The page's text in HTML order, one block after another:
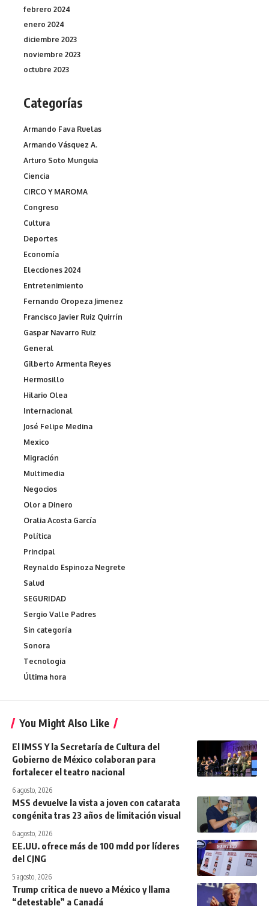
febrero 2024
enero 2024
diciembre 2023
noviembre 2023
octubre 2023
Categorías
Armando Fava Ruelas
Armando Vásquez A.
Arturo Soto Munguia
Ciencia
CIRCO Y MAROMA
Congreso
Cultura
Deportes
Economía
Elecciones 2024
Entretenimiento
Fernando Oropeza Jimenez
Francisco Javier Ruiz Quirrín
Gaspar Navarro Ruiz
General
Gilberto Armenta Reyes
Hermosillo
Hilario Olea
Internacional
José Felipe Medina
Mexico
Migración
Multimedia
Negocios
Olor a Dinero
Oralia Acosta García
Política
Principal
Reynaldo Espinoza Negrete
Salud
SEGURIDAD
Sergio Valle Padres
Sin categoría
Sonora
Tecnologia
Última hora
You Might Also Like
El IMSS Y la Secretaría de Cultura del
Gobierno de México colaboran para
fortalecer el teatro nacional
6 agosto, 2026
MSS devuelve la vista a joven con catarata
congénita tras 23 años de limitación visual
6 agosto, 2026
EE.UU. ofrece más de 100 mdd por líderes
del CJNG
5 agosto, 2026
Trump critica de nuevo a México y llama
“detestable” a Canadá